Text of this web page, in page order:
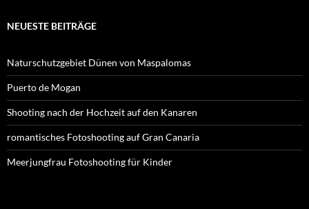
NEUESTE BEITRÄGE
Naturschutzgebiet Dünen von Maspalomas
Puerto de Mogan
Shooting nach der Hochzeit auf den Kanaren
romantisches Fotoshooting auf Gran Canaria
Meerjungfrau Fotoshooting für Kinder